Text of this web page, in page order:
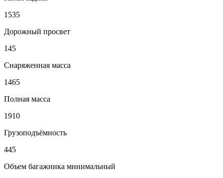
1535
Дорожный просвет
145
Снаряженная масса
1465
Полная масса
1910
Грузоподъёмность
445
Объем багажника минимальный